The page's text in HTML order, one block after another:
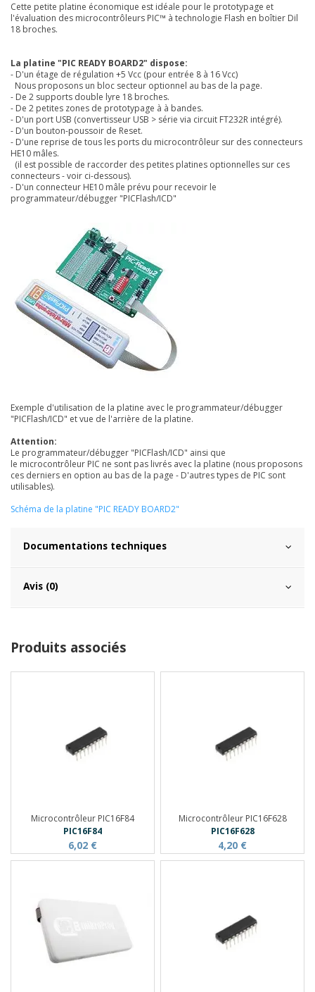
Cette petite platine économique est idéale pour le prototypage et
l'évaluation des microcontrôleurs PIC™ à technologie Flash en boîtier Dil
18 broches.
La platine "PIC READY BOARD2" dispose:
- D'un étage de régulation +5 Vcc (pour entrée 8 à 16 Vcc)
Nous proposons un bloc secteur optionnel au bas de la page.
- De 2 supports double lyre 18 broches.
- De 2 petites zones de prototypage à à bandes.
- D'un port USB (convertisseur USB > série via circuit FT232R intégré).
- D'un bouton-poussoir de Reset.
- D'une reprise de tous les ports du microcontrôleur sur des connecteurs
HE10 mâles.
(il est possible de raccorder des petites platines optionnelles sur ces
connecteurs - voir ci-dessous).
- D'un connecteur HE10 mâle prévu pour recevoir le
programmateur/débugger "PICFlash/ICD"
Exemple d'utilisation de la platine avec le programmateur/débugger
"PICFlash/ICD" et vue de l'arrière de la platine.
Attention:
Le programmateur/débugger "PICFlash/ICD" ainsi que
le microcontrôleur PIC ne sont pas livrés avec la platine (nous proposons
ces derniers en option au bas de la page - D'autres types de PIC sont
utilisables).
Schéma de la platine "PIC READY BOARD2"
Documentations techniques
Avis (0)
Produits associés
Microcontrôleur PIC16F84
PIC16F84
6,02 €
Microcontrôleur PIC16F628
PIC16F628
4,20 €